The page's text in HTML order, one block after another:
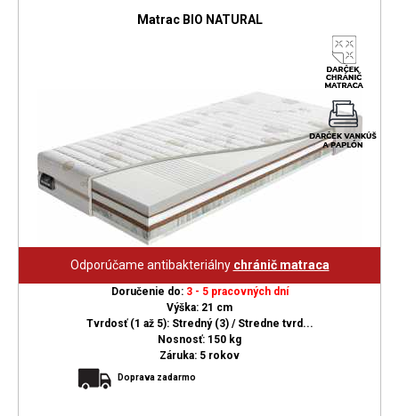
Matrac BIO NATURAL
Odporúčame antibakteriálny chránič matraca
Doručenie do: 3 - 5 pracovných dní
Výška: 21 cm
Tvrdosť (1 až 5): Stredný (3) / Stredne tvrd...
Nosnosť: 150 kg
Záruka: 5 rokov
Doprava zadarmo